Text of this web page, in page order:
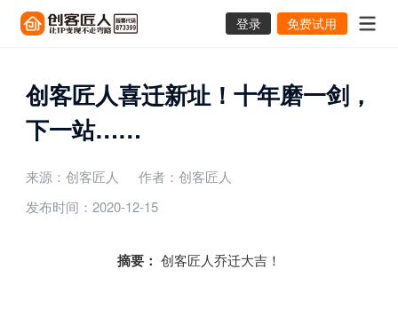
登录 免费试用
创客匠人喜迁新址！十年磨一剑，
下一站……
来源：创客匠人
作者：创客匠人
发布时间：2020-12-15
摘要： 创客匠人乔迁大吉！